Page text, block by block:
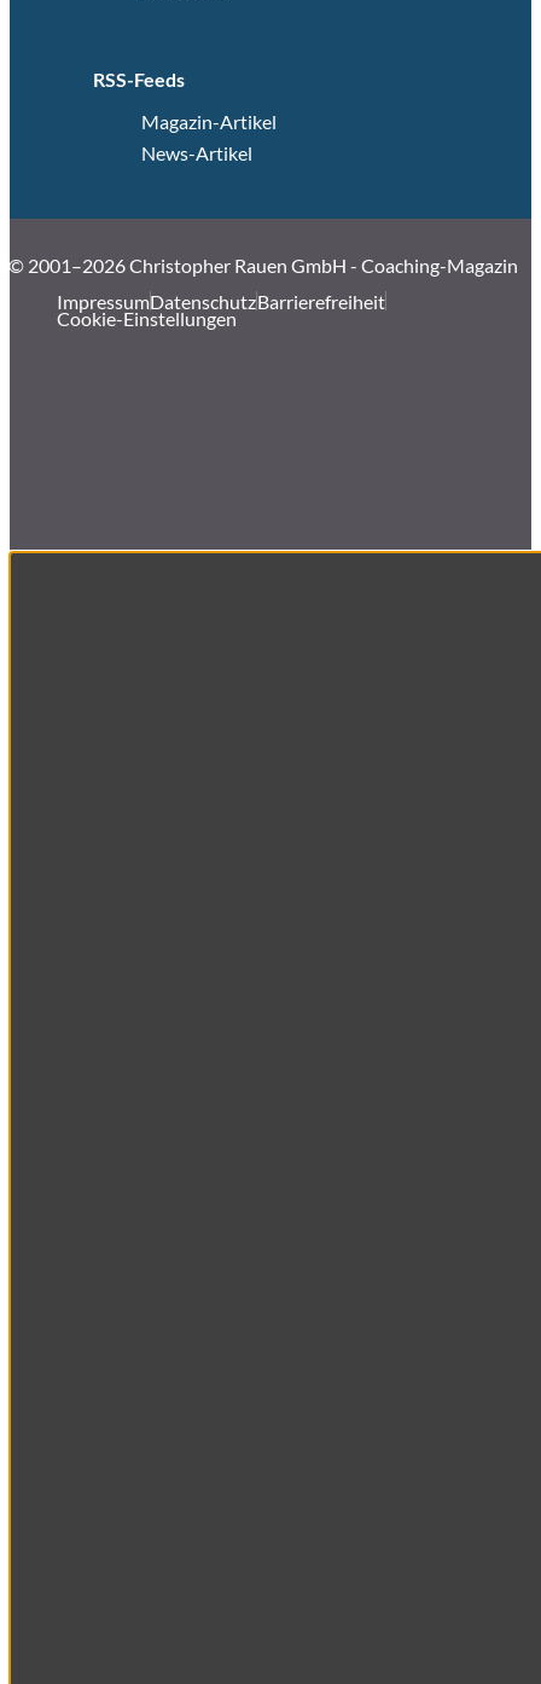
RSS-Feeds
Magazin-Artikel
News-Artikel
© 2001–2026 Christopher Rauen GmbH - Coaching-Magazin
ImpressumDatenschutzBarrierefreiheit
Cookie-Einstellungen